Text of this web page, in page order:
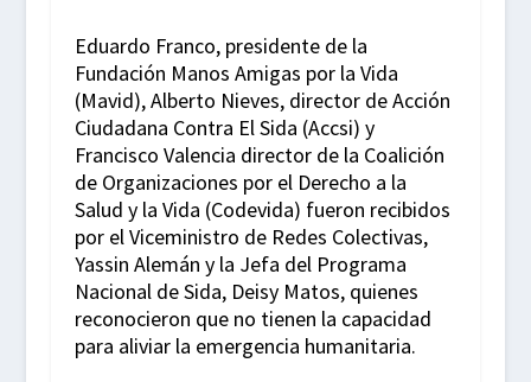
Eduardo Franco, presidente de la
Fundación Manos Amigas por la Vida
(Mavid), Alberto Nieves, director de Acción
Ciudadana Contra El Sida (Accsi) y
Francisco Valencia director de la Coalición
de Organizaciones por el Derecho a la
Salud y la Vida (Codevida) fueron recibidos
por el Viceministro de Redes Colectivas,
Yassin Alemán y la Jefa del Programa
Nacional de Sida, Deisy Matos, quienes
reconocieron que no tienen la capacidad
para aliviar la emergencia humanitaria.